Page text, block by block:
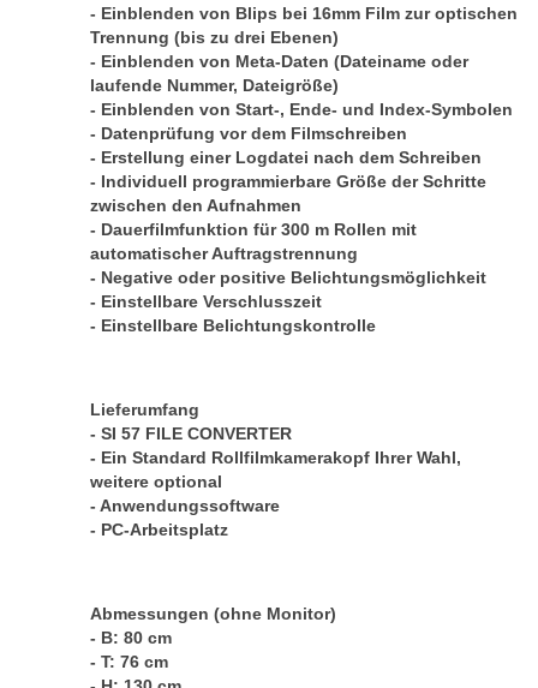
- Einblenden von Blips bei 16mm Film zur optischen
Trennung (bis zu drei Ebenen)
- Einblenden von Meta-Daten (Dateiname oder
laufende Nummer, Dateigröße)
- Einblenden von Start-, Ende- und Index-Symbolen
- Datenprüfung vor dem Filmschreiben
- Erstellung einer Logdatei nach dem Schreiben
- Individuell programmierbare Größe der Schritte
zwischen den Aufnahmen
- Dauerfilmfunktion für 300 m Rollen mit
automatischer Auftragstrennung
- Negative oder positive Belichtungsmöglichkeit
- Einstellbare Verschlusszeit
- Einstellbare Belichtungskontrolle
Lieferumfang
- SI 57 FILE CONVERTER
- Ein Standard Rollfilmkamerakopf Ihrer Wahl,
weitere optional
- Anwendungssoftware
- PC-Arbeitsplatz
Abmessungen (ohne Monitor)
- B: 80 cm
- T: 76 cm